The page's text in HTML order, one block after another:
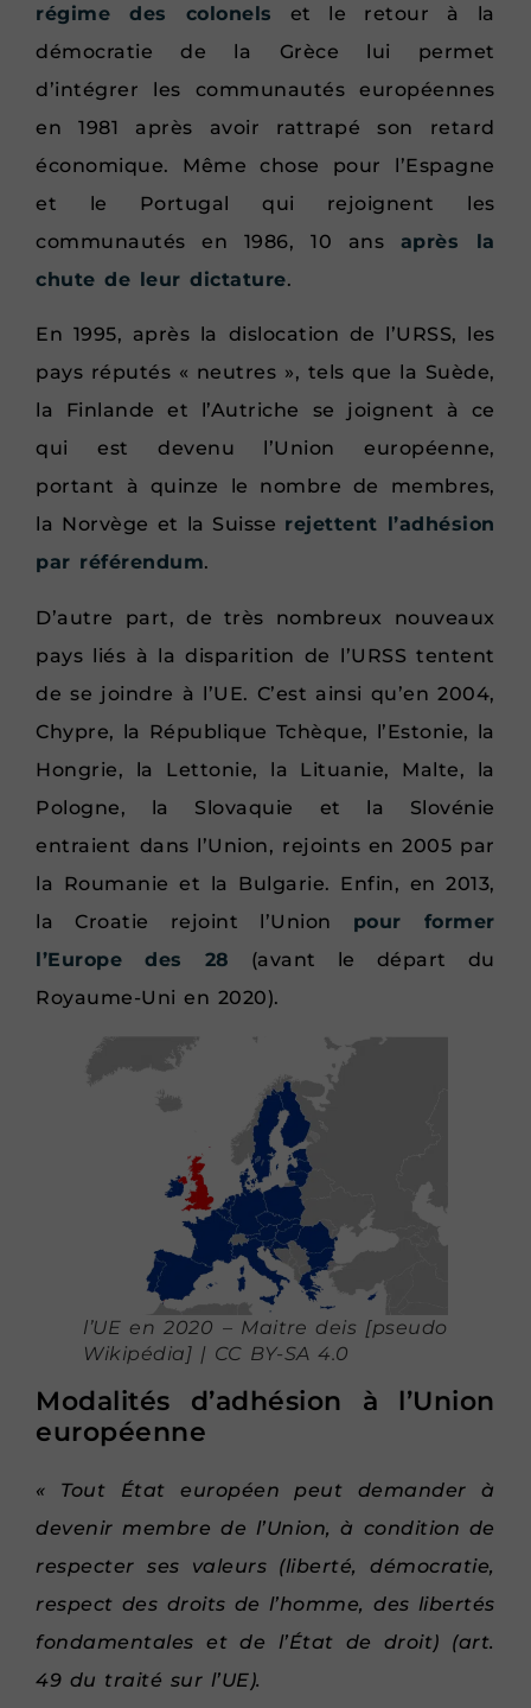
régime des colonels et le retour à la
démocratie de la Grèce lui permet
d’intégrer les communautés européennes
en 1981 après avoir rattrapé son retard
économique. Même chose pour l’Espagne
et le Portugal qui rejoignent les
communautés en 1986, 10 ans après la
chute de leur dictature.
En 1995, après la dislocation de l’URSS, les
pays réputés « neutres », tels que la Suède,
la Finlande et l’Autriche se joignent à ce
qui est devenu l’Union européenne,
portant à quinze le nombre de membres,
la Norvège et la Suisse rejettent l’adhésion
par référendum.
D’autre part, de très nombreux nouveaux
pays liés à la disparition de l’URSS tentent
de se joindre à l’UE. C’est ainsi qu’en 2004,
Chypre, la République Tchèque, l’Estonie, la
Hongrie, la Lettonie, la Lituanie, Malte, la
Pologne, la Slovaquie et la Slovénie
entraient dans l’Union, rejoints en 2005 par
la Roumanie et la Bulgarie. Enfin, en 2013,
la Croatie rejoint l’Union pour former
l’Europe des 28 (avant le départ du
Royaume-Uni en 2020).
l’UE en 2020 – Maitre deis [pseudo
Wikipédia] | CC BY-SA 4.0
Modalités d’adhésion à l’Union
européenne
« Tout État européen peut demander à
devenir membre de l’Union, à condition de
respecter ses valeurs (liberté, démocratie,
respect des droits de l’homme, des libertés
fondamentales et de l’État de droit) (art.
49 du traité sur l’UE).